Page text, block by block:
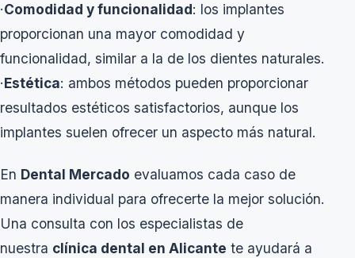
·Comodidad y funcionalidad: los implantes
proporcionan una mayor comodidad y
funcionalidad, similar a la de los dientes naturales.
·Estética: ambos métodos pueden proporcionar
resultados estéticos satisfactorios, aunque los
implantes suelen ofrecer un aspecto más natural.
En Dental Mercado evaluamos cada caso de
manera individual para ofrecerte la mejor solución.
Una consulta con los especialistas de
nuestra clínica dental en Alicante te ayudará a